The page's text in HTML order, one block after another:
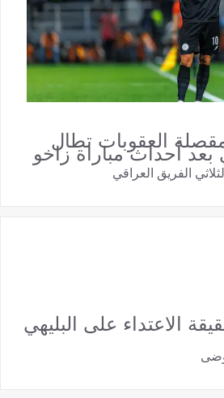
العقوبات تطال
أحداث مباراة زاخو
الفريق العراقي
الاعتداء على البليهي